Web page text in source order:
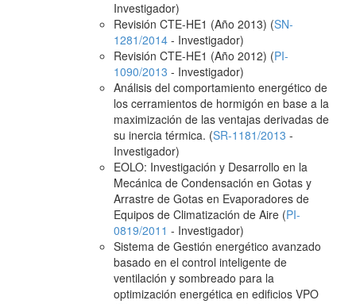
Investigador)
Revisión CTE-HE1 (Año 2013) (SN-
1281/2014- Investigador)
Revisión CTE-HE1 (Año 2012) (PI-
1090/2013 - Investigador)
Análisis del comportamiento energético de
los cerramientos de hormigón en base a la
maximización de las ventajas derivadas de
su inercia térmica. (SR-1181/2013 -
Investigador)
EOLO: Investigación y Desarrollo en la
Mecánica de Condensación en Gotas y
Arrastre de Gotas en Evaporadores de
Equipos de Climatización de Aire (PI-
0819/2011 - Investigador)
Sistema de Gestión energético avanzado
basado en el control inteligente de
ventilación y sombreado para la
optimización energética en edificios VPO